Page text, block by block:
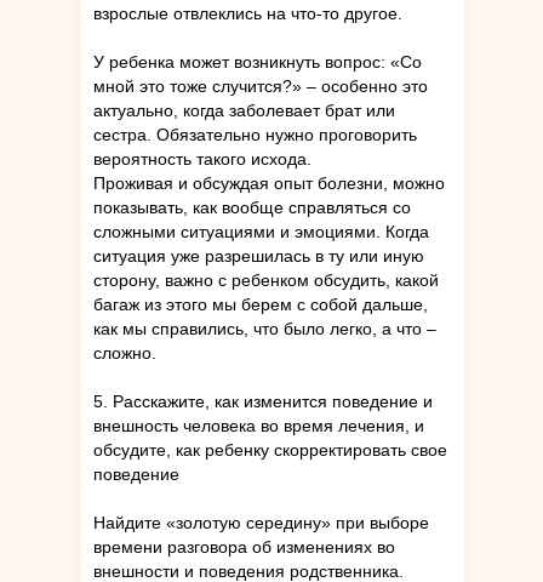
взрослые отвлеклись на что-то другое.
У ребенка может возникнуть вопрос: «Со
мной это тоже случится?» – особенно это
актуально, когда заболевает брат или
сестра. Обязательно нужно проговорить
вероятность такого исхода.
Проживая и обсуждая опыт болезни, можно
показывать, как вообще справляться со
сложными ситуациями и эмоциями. Когда
ситуация уже разрешилась в ту или иную
сторону, важно с ребенком обсудить, какой
багаж из этого мы берем с собой дальше,
как мы справились, что было легко, а что –
сложно.
5. Расскажите, как изменится поведение и
внешность человека во время лечения, и
обсудите, как ребенку скорректировать свое
поведение
Найдите «золотую середину» при выборе
времени разговора об изменениях во
внешности и поведения родственника.